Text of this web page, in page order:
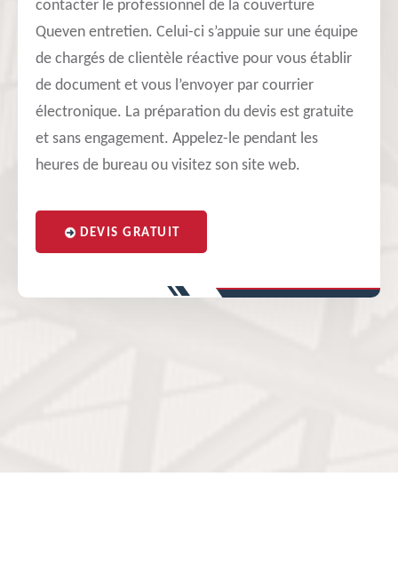
contacter le professionnel de la couverture
Queven entretien. Celui-ci s’appuie sur une équipe
de chargés de clientèle réactive pour vous établir
de document et vous l’envoyer par courrier
électronique. La préparation du devis est gratuite
et sans engagement. Appelez-le pendant les
heures de bureau ou visitez son site web.
DEVIS GRATUIT